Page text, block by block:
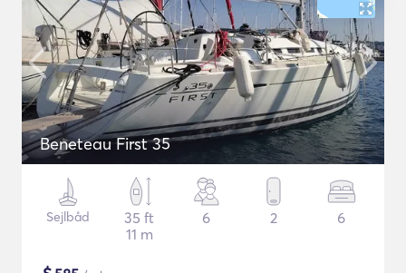
Beneteau First 35
Sejlbåd
35 ft
11 m
6 2 6